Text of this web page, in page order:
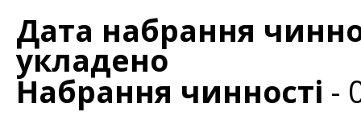
Дата набрання
укладено
Набрання чинності -